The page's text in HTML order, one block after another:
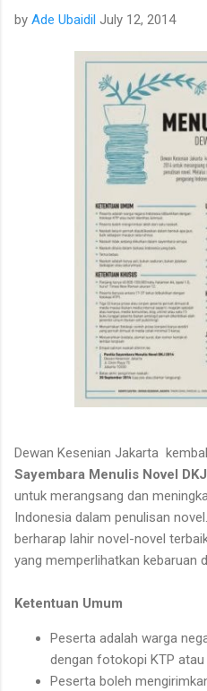
by Ade Ubaidil July 12, 2014
Dewan Kesenian Jakarta
Sayembara Menulis Novel
untuk merangsang dan
Indonesia dalam penulisan
berharap lahir novel-novel
yang memperlihatkan kebaruan
Ketentuan Umum
Peserta adalah warga
dengan fotokopi KTP
Peserta boleh